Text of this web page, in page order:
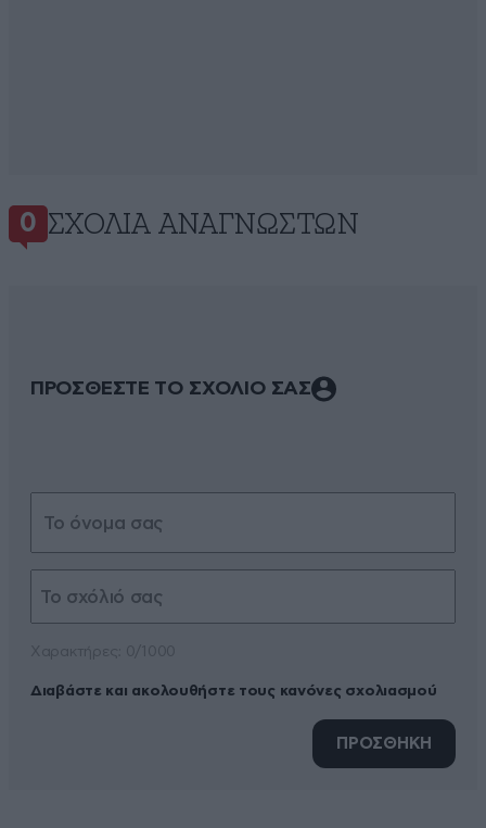
0 ΣΧΌΛΙΑ ΑΝΑΓΝΩΣΤΏΝ
ΠΡΟΣΘΕΣΤΕ ΤΟ ΣΧΟΛΙΟ ΣΑΣ
Διαβάστε και ακολουθήστε τους κανόνες σχολιασμού
ΠΡΟΣΘΗΚΗ